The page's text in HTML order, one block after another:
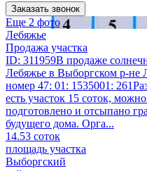
Заказать звонок
Еще 2 фото
Лебяжье
Продажа участка
ID: 311959В продаже
Лебяжье в Выборгском р-не
номер 47: 01: 1535001:
есть участок 15 соток,
подготовлено и отсыпано
будущего дома. Орга...
14.53 соток
площадь участка
Выборгский